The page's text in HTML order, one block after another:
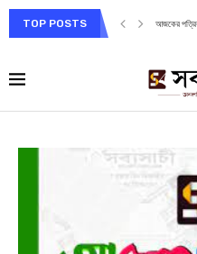
TOP POSTS আজকের